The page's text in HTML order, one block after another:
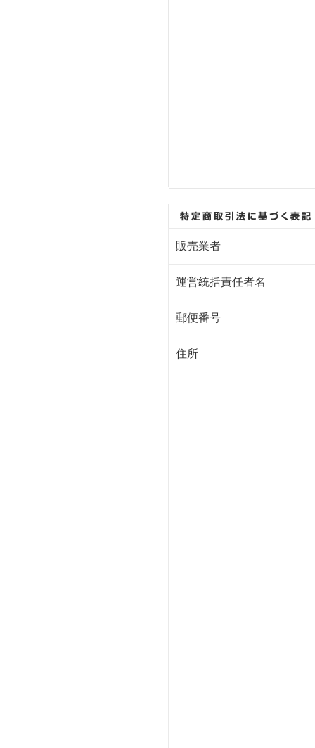
販売業者
運営統括責任者名
郵便番号
住所